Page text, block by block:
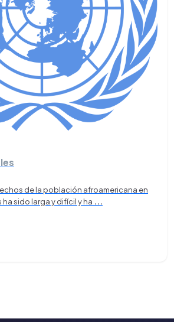
de la población afroamericana en
sido larga y difícil y ha ...